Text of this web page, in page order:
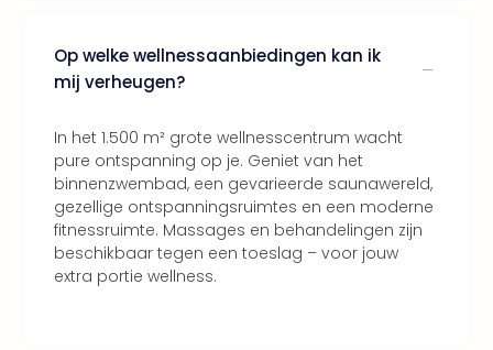
Op welke wellnessaanbiedingen kan ik
mij verheugen?
In het 1.500 m² grote wellnesscentrum wacht
pure ontspanning op je. Geniet van het
binnenzwembad, een gevarieerde saunawereld,
gezellige ontspanningsruimtes en een moderne
fitnessruimte. Massages en behandelingen zijn
beschikbaar tegen een toeslag – voor jouw
extra portie wellness.